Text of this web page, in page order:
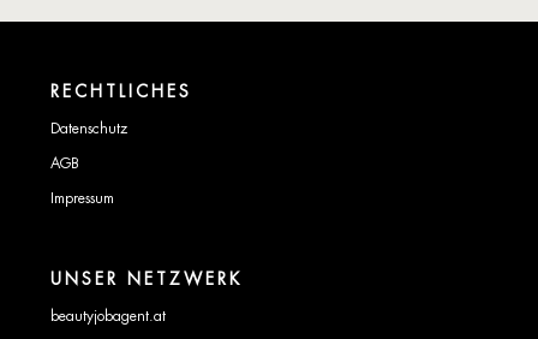
RECHTLICHES
Datenschutz
AGB
Impressum
UNSER NETZWERK
beautyjobagent.at